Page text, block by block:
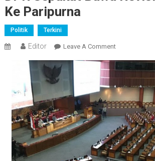
Ke Paripurna
Politik Terkini
Editor Leave A CommentOn
Sepakat
Bawa
Revisi
UU
KPK
Ke
Paripurna